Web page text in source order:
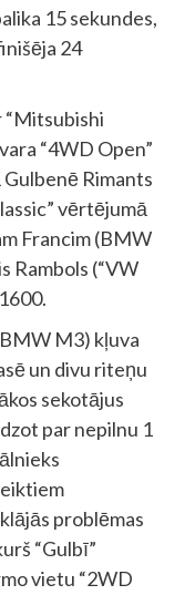
15 sekundes,
24
“Mitsubishi
“4WD Open”
Rimants
vērtējumā
Francim (BMW
Rambols (“VW
M3) kļuva
un divu riteņu
sekotājus
par nepilnu 1
problēmas
“Gulbī”
vietu “2WD